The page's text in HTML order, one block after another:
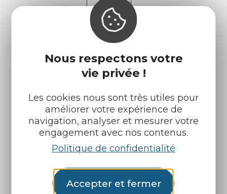
Nous respectons votre
vie privée !
Les cookies nous sont très utiles pour
améliorer votre expérience de
navigation, analyser et mesurer votre
engagement avec nos contenus.
Politique de confidentialité
Accepter et fermer
Infos pratiques
Nos accueils
Nos brochures
Météo
Retrouvez-nous sur :